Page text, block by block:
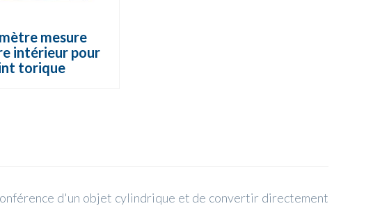
mesure
intérieur pour
torique
d'un objet cylindrique et de convertir directement